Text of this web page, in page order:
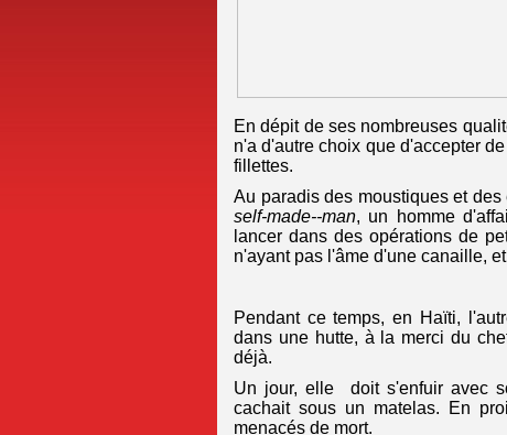
En dépit de ses nombreuses
n'a d'autre choix que d'accepter
fillettes.
Au paradis des moustiques et
self-made--man, un homme
lancer dans des opérations de
n'ayant pas l'âme d'une canaille,
Pendant ce temps, en Haïti,
dans une hutte, à la merci du
déjà.
Un jour, elle doit s'enfuir avec
cachait sous un matelas. En
menacés de mort.